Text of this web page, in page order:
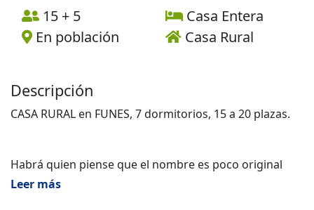
15 + 5
Casa Entera
En población
Casa Rural
Descripción
CASA RURAL en FUNES, 7 dormitorios, 15 a 20 plazas.
Habrá quien piense que el nombre es poco original
"Casa El Trujal". Claro, está situada en la "Plaza El Trujal
Leer más